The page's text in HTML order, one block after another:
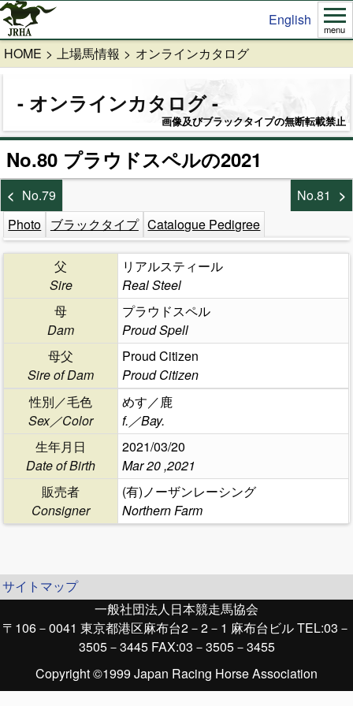
English
menu
HOME 上場馬情報 オンラインカタログ
オンラインカタログ
画像及びブラックタイプの無断転載禁止
No.80 プラウドスペルの2021
No.79
No.81
Photo ブラックタイプ Catalogue Pedigree
父
Sire
リアルスティール
Real Steel
母
Dam
プラウドスペル
Proud Spell
母父
Sire of Dam
Proud Citizen
Proud Citizen
性別／毛色
Sex／Color
めす／鹿
f.／Bay.
生年月日
Date of Birth
2021/03/20
Mar 20 ,2021
販売者
Consigner
(有)ノーザンレーシング
Northern Farm
サイトマップ
一般社団法人日本競走馬協会
〒106－0041 東京都港区麻布台2－2－1 麻布台ビル TEL:03－
3505－3445 FAX:03－3505－3455
Copyright ©1999 Japan Racing Horse Association